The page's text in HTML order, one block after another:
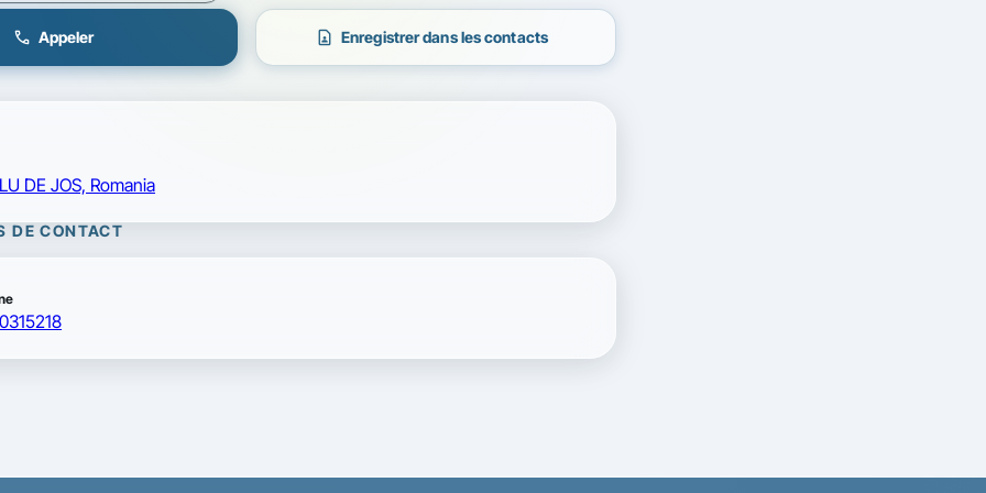
call Appeler contact_page Enregistrer dans les contacts
DE JOS, Romania
DE CONTACT